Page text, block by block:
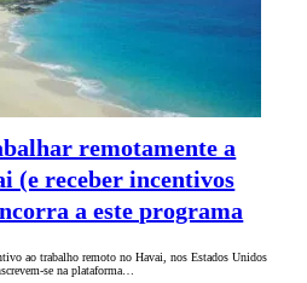
remotamente a
(e receber incentivos
a este programa
ao trabalho remoto no Havai, nos Estados Unidos
se na plataforma…